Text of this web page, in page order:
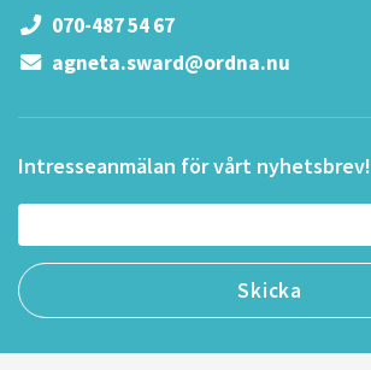
070-487 54 67
agneta.sward@ordna.nu
Intresseanmälan för vårt nyhetsbrev!